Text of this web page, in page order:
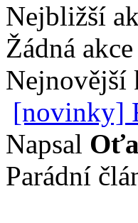
Nejbližší
Žádná
Nejnovější
[novinky]
Napsal
Parádní